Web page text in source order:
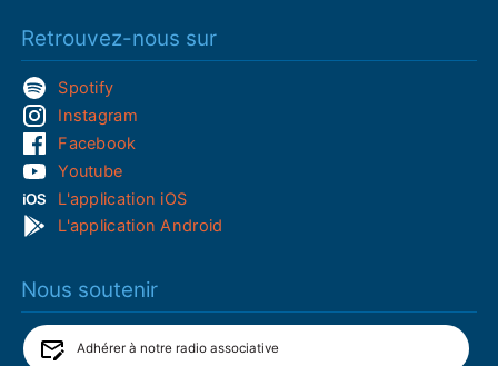
Retrouvez-nous sur
Spotify
Instagram
Facebook
Youtube
L'application iOS
L'application Android
Nous soutenir
Adhérer à notre radio associative